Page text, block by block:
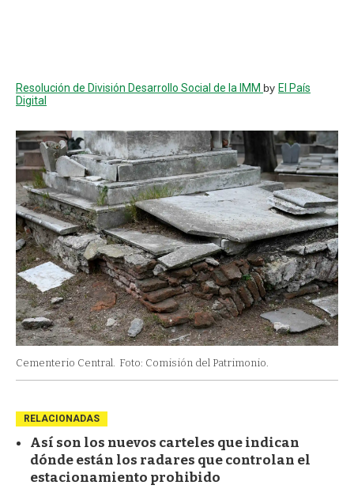
Resolución de División Desarrollo Social de la IMM by El País
Digital
Cementerio Central. Foto: Comisión del Patrimonio.
RELACIONADAS
Así son los nuevos carteles que indican
dónde están los radares que controlan el
estacionamiento prohibido